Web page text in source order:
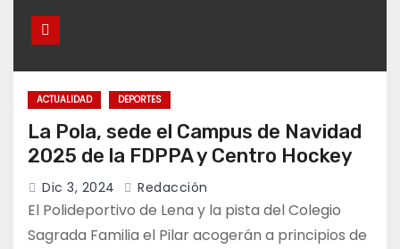
ACTUALIDAD DEPORTES
La Pola, sede el Campus de Navidad
2025 de la FDPPA y Centro Hockey
Dic 3, 2024 Redacción
El Polideportivo de Lena y la pista del Colegio
Sagrada Familia el Pilar acogerán a principios de